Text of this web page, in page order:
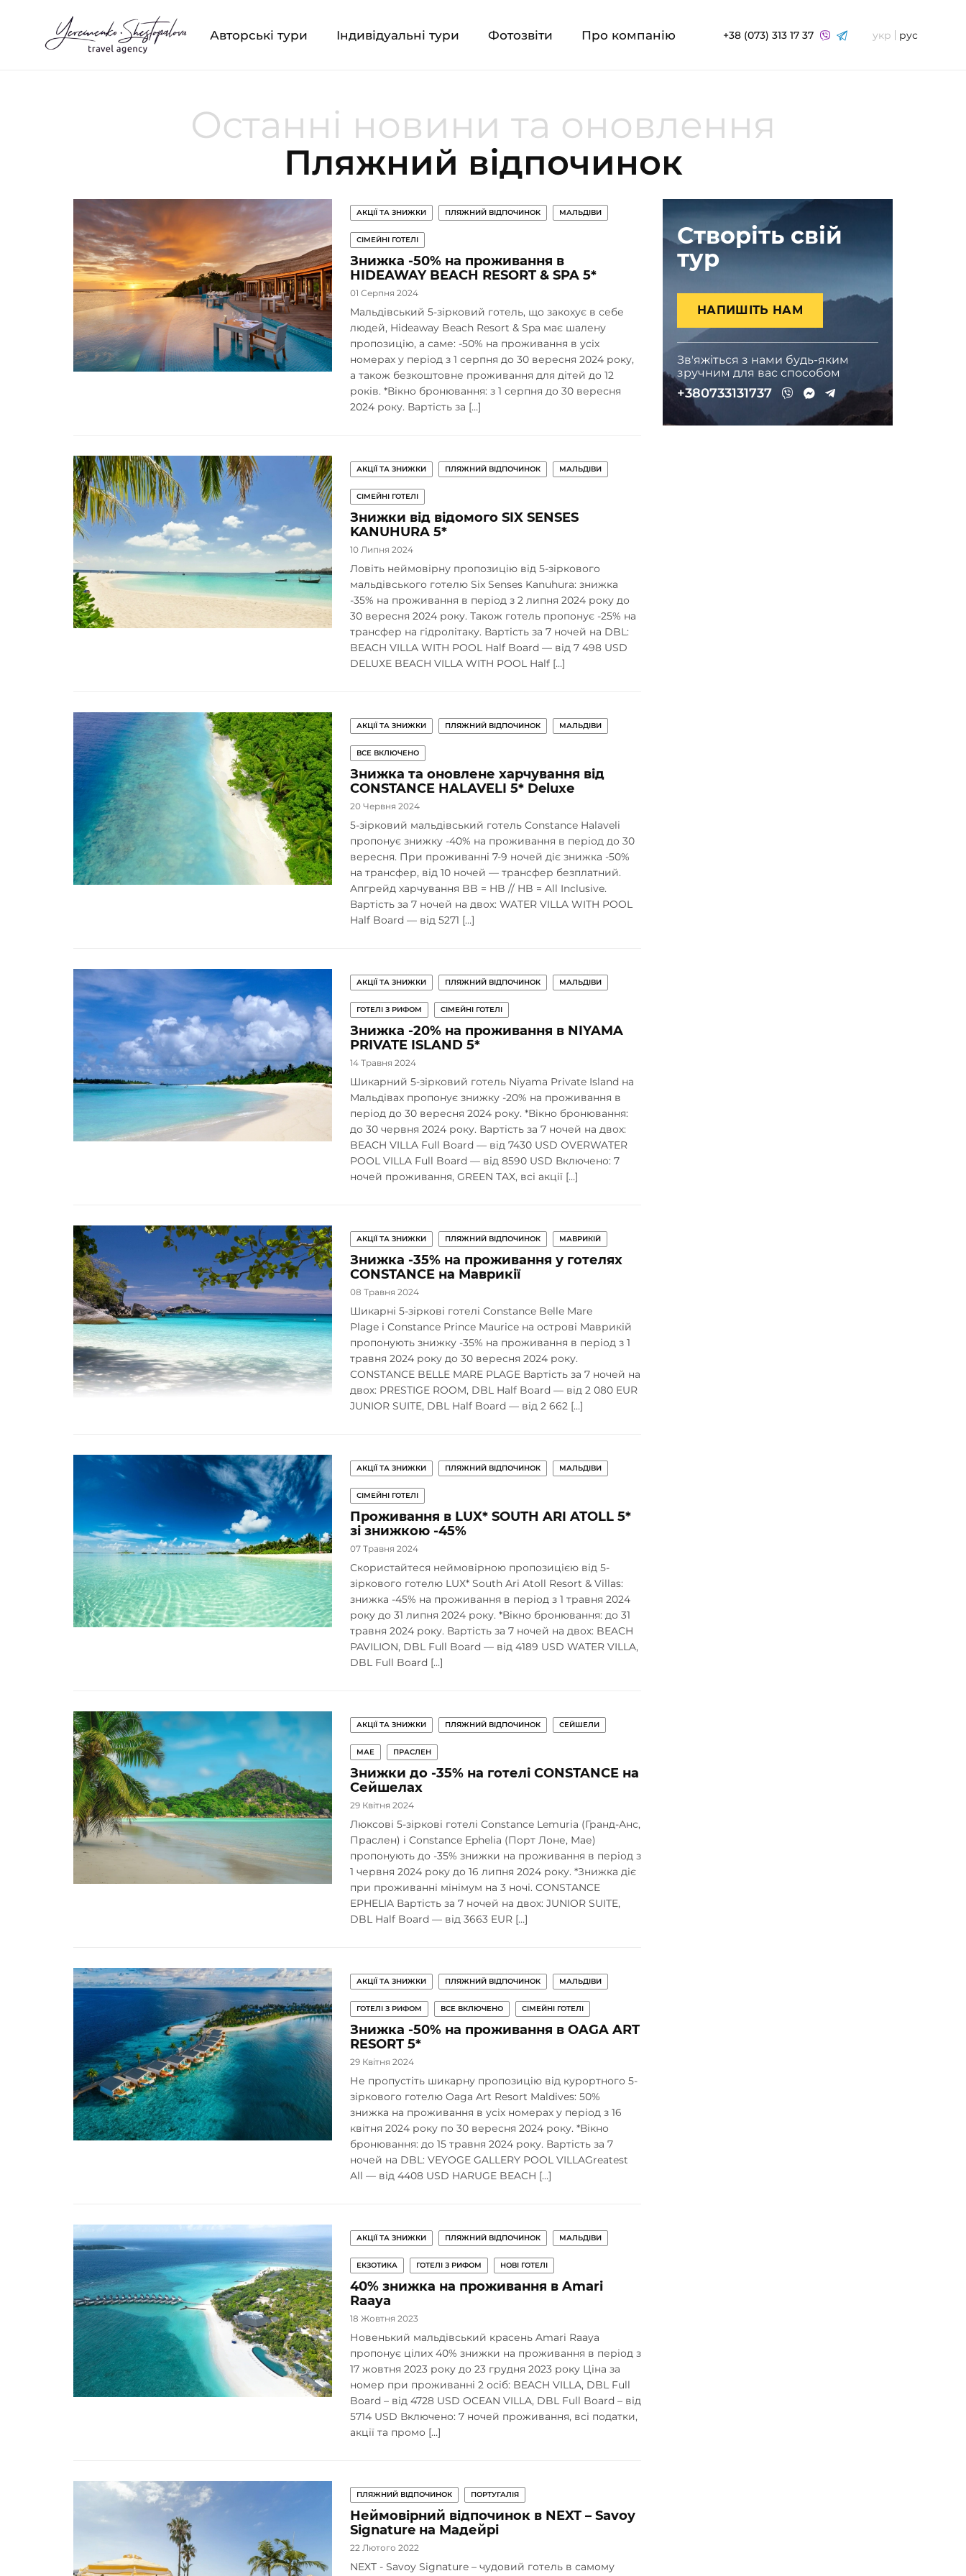
Авторські тури Індивідуальні тури Фотозвіти Про компанію +38 (073) 313 17 37 укр рус
Останні новини та оновлення
Пляжний відпочинок
АКЦІЇ ТА ЗНИЖКИ ПЛЯЖНИЙ ВІДПОЧИНОК МАЛЬДІВИ
СІМЕЙНІ ГОТЕЛІ
Знижка -50% на проживання в
HIDEAWAY BEACH RESORT & SPA 5*
01 Серпня 2024
Мальдівський 5-зірковий готель, що закохує в себе
людей, Hideaway Beach Resort & Spa має шалену
пропозицію, а саме: -50% на проживання в усіх
номерах у період з 1 серпня до 30 вересня 2024 року,
а також безкоштовне проживання для дітей до 12
років. *Вікно бронювання: з 1 серпня до 30 вересня
2024 року. Вартість за […]
АКЦІЇ ТА ЗНИЖКИ ПЛЯЖНИЙ ВІДПОЧИНОК МАЛЬДІВИ
СІМЕЙНІ ГОТЕЛІ
Знижки від відомого SIX SENSES
KANUHURA 5*
10 Липня 2024
Ловіть неймовірну пропозицію від 5-зіркового
мальдівського готелю Six Senses Kanuhura: знижка
-35% на проживання в період з 2 липня 2024 року до
30 вересня 2024 року. Також готель пропонує -25% на
трансфер на гідролітаку. Вартість за 7 ночей на DBL:
BEACH VILLA WITH POOL Half Board — від 7 498 USD
DELUXE BEACH VILLA WITH POOL Half […]
АКЦІЇ ТА ЗНИЖКИ ПЛЯЖНИЙ ВІДПОЧИНОК МАЛЬДІВИ
ВСЕ ВКЛЮЧЕНО
Знижка та оновлене харчування від
CONSTANCE HALAVELI 5* Deluxe
20 Червня 2024
5-зірковий мальдівський готель Constance Halaveli
пропонує знижку -40% на проживання в період до 30
вересня. При проживанні 7-9 ночей діє знижка -50%
на трансфер, від 10 ночей — трансфер безплатний.
Апгрейд харчування BB = HB // HB = All Inclusive.
Вартість за 7 ночей на двох: WATER VILLA WITH POOL
Half Board — від 5271 […]
АКЦІЇ ТА ЗНИЖКИ ПЛЯЖНИЙ ВІДПОЧИНОК МАЛЬДІВИ
ГОТЕЛІ З РИФОМ СІМЕЙНІ ГОТЕЛІ
Знижка -20% на проживання в NIYAMA
PRIVATE ISLAND 5*
14 Травня 2024
Шикарний 5-зірковий готель Niyama Private Island на
Мальдівах пропонує знижку -20% на проживання в
період до 30 вересня 2024 року. *Вікно бронювання:
до 30 червня 2024 року. Вартість за 7 ночей на двох:
BEACH VILLA Full Board — від 7430 USD OVERWATER
POOL VILLA Full Board — від 8590 USD Включено: 7
ночей проживання, GREEN TAX, всі акції […]
АКЦІЇ ТА ЗНИЖКИ ПЛЯЖНИЙ ВІДПОЧИНОК МАВРИКІЙ
Знижка -35% на проживання у готелях
CONSTANCE на Маврикії
08 Травня 2024
Шикарні 5-зіркові готелі Constance Belle Mare
Plage і Constance Prince Maurice на острові Маврикій
пропонують знижку -35% на проживання в період з 1
травня 2024 року до 30 вересня 2024 року.
CONSTANCE BELLE MARE PLAGE Вартість за 7 ночей на
двох: PRESTIGE ROOM, DBL Half Board — від 2 080 EUR
JUNIOR SUITE, DBL Half Board — від 2 662 […]
АКЦІЇ ТА ЗНИЖКИ ПЛЯЖНИЙ ВІДПОЧИНОК МАЛЬДІВИ
СІМЕЙНІ ГОТЕЛІ
Проживання в LUX* SOUTH ARI ATOLL 5*
зі знижкою -45%
07 Травня 2024
Скористайтеся неймовірною пропозицією від 5-
зіркового готелю LUX* South Ari Atoll Resort & Villas:
знижка -45% на проживання в період з 1 травня 2024
року до 31 липня 2024 року. *Вікно бронювання: до 31
травня 2024 року. Вартість за 7 ночей на двох: BEACH
PAVILION, DBL Full Board — від 4189 USD WATER VILLA,
DBL Full Board […]
АКЦІЇ ТА ЗНИЖКИ ПЛЯЖНИЙ ВІДПОЧИНОК СЕЙШЕЛИ
МАЕ ПРАСЛЕН
Знижки до -35% на готелі CONSTANCE на
Сейшелах
29 Квітня 2024
Люксові 5-зіркові готелі Constance Lemuria (Гранд-Анс,
Праслен) і Constance Ephelia (Порт Лоне, Мае)
пропонують до -35% знижки на проживання в період з
1 червня 2024 року до 16 липня 2024 року. *Знижка діє
при проживанні мінімум на 3 ночі. CONSTANCE
EPHELIA Вартість за 7 ночей на двох: JUNIOR SUITE,
DBL Half Board — від 3663 EUR […]
АКЦІЇ ТА ЗНИЖКИ ПЛЯЖНИЙ ВІДПОЧИНОК МАЛЬДІВИ
ГОТЕЛІ З РИФОМ ВСЕ ВКЛЮЧЕНО СІМЕЙНІ ГОТЕЛІ
Знижка -50% на проживання в OAGA ART
RESORT 5*
29 Квітня 2024
Не пропустіть шикарну пропозицію від курортного 5-
зіркового готелю Oaga Art Resort Maldives: 50%
знижка на проживання в усіх номерах у період з 16
квітня 2024 року по 30 вересня 2024 року. *Вікно
бронювання: до 15 травня 2024 року. Вартість за 7
ночей на DBL: VEYOGE GALLERY POOL VILLAGreatest
All — від 4408 USD HARUGE BEACH […]
АКЦІЇ ТА ЗНИЖКИ ПЛЯЖНИЙ ВІДПОЧИНОК МАЛЬДІВИ
ЕКЗОТИКА ГОТЕЛІ З РИФОМ НОВІ ГОТЕЛІ
40% знижка на проживання в Amari
Raaya
18 Жовтня 2023
Новенький мальдівський красень Amari Raaya
пропонує цілих 40% знижки на проживання в період з
17 жовтня 2023 року до 23 грудня 2023 року Ціна за
номер при проживанні 2 осіб: BEACH VILLA, DBL Full
Board – від 4728 USD OCEAN VILLA, DBL Full Board – від
5714 USD Включено: 7 ночей проживання, всі податки,
акції та промо […]
ПЛЯЖНИЙ ВІДПОЧИНОК ПОРТУГАЛІЯ
Неймовірний відпочинок в NEXT – Savoy
Signature на Мадейрі
22 Лютого 2022
NEXT - Savoy Signature – чудовий готель в самому
Створіть свій
тур
НАПИШІТЬ НАМ
Звʼяжіться з нами будь-яким
зручним для вас способом
+380733131737